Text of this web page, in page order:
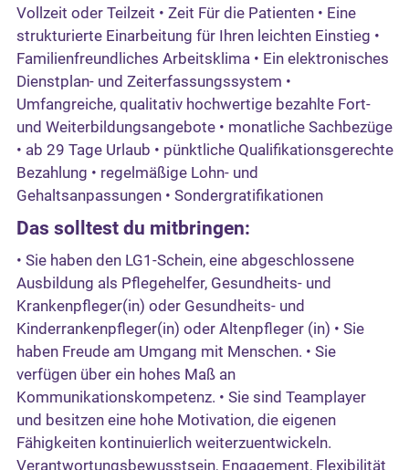
Vollzeit oder Teilzeit • Zeit Für die Patienten • Eine
strukturierte Einarbeitung für Ihren leichten Einstieg •
Familienfreundliches Arbeitsklima • Ein elektronisches
Dienstplan- und Zeiterfassungssystem •
Umfangreiche, qualitativ hochwertige bezahlte Fort-
und Weiterbildungsangebote • monatliche Sachbezüge
• ab 29 Tage Urlaub • pünktliche Qualifikationsgerechte
Bezahlung • regelmäßige Lohn- und
Gehaltsanpassungen • Sondergratifikationen
Das solltest du mitbringen:
• Sie haben den LG1-Schein, eine abgeschlossene
Ausbildung als Pflegehelfer, Gesundheits- und
Krankenpfleger(in) oder Gesundheits- und
Kinderrankenpfleger(in) oder Altenpfleger (in) • Sie
haben Freude am Umgang mit Menschen. • Sie
verfügen über ein hohes Maß an
Kommunikationskompetenz. • Sie sind Teamplayer
und besitzen eine hohe Motivation, die eigenen
Fähigkeiten kontinuierlich weiterzuentwickeln.
Verantwortungsbewusstsein, Engagement, Flexibilität